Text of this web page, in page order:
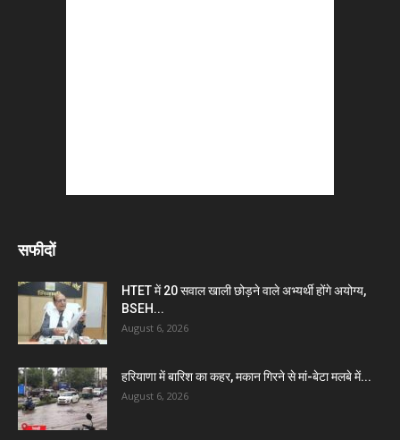
सफीदों
HTET में 20 सवाल खाली छोड़ने वाले अभ्यर्थी होंगे अयोग्य,
BSEH...
August 6, 2026
हरियाणा में बारिश का कहर, मकान गिरने से मां-बेटा मलबे में...
August 6, 2026